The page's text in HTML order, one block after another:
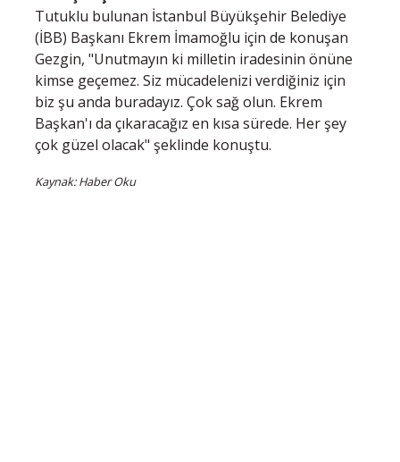
Tutuklu bulunan İstanbul Büyükşehir Belediye
(İBB) Başkanı Ekrem İmamoğlu için de konuşan
Gezgin, "Unutmayın ki milletin iradesinin önüne
kimse geçemez. Siz mücadelenizi verdiğiniz için
biz şu anda buradayız. Çok sağ olun. Ekrem
Başkan'ı da çıkaracağız en kısa sürede. Her şey
çok güzel olacak" şeklinde konuştu.
Kaynak: Haber Oku